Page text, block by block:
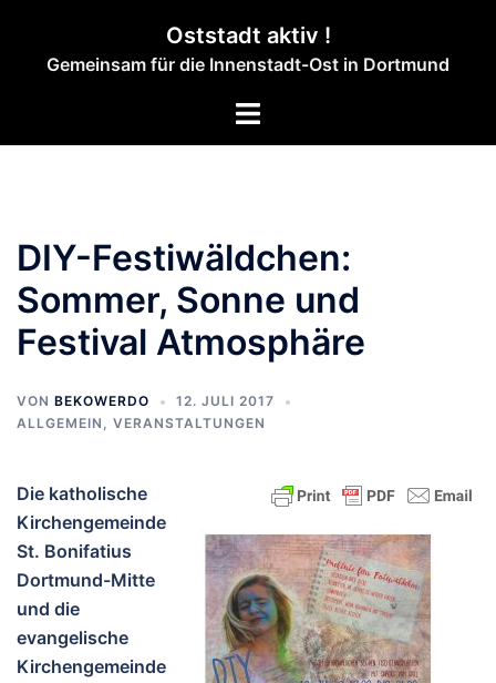
springen
Oststadt aktiv !
Gemeinsam für die Innenstadt-Ost in Dortmund
Menü
DIY-Festiwäldchen:
Sommer, Sonne und
Festival Atmosphäre
VON BEKOWERDO
12. JULI 2017
ALLGEMEIN , VERANSTALTUNGEN
Die katholische
Kirchengemeinde
St. Bonifatius
Dortmund-Mitte
und die
evangelische
Kirchengemeinde